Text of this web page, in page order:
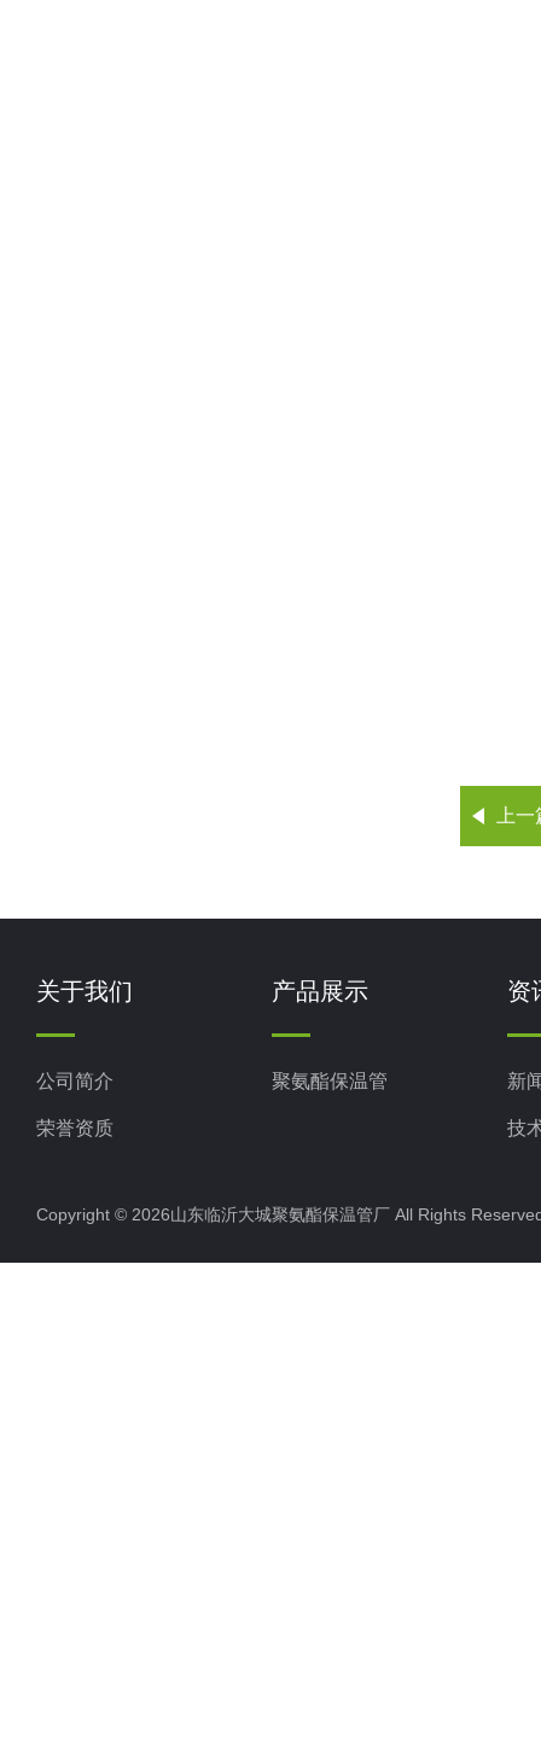
上
关于我们
公司简介
荣誉资质
产品展示
聚氨酯保温管
资
新
技
Copyright © 2026山东临沂大城聚氨酯保温管厂 All Rights